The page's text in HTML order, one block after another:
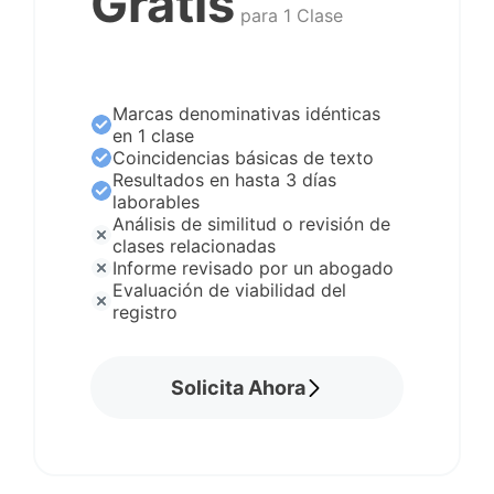
para 1 Clase
Solicita Ahora
Marcas denominativas idénticas
en 1 clase
Coincidencias básicas de texto
Resultados en hasta 3 días
laborables
Análisis de similitud o revisión de
clases relacionadas
Informe revisado por un abogado
Evaluación de viabilidad del
registro